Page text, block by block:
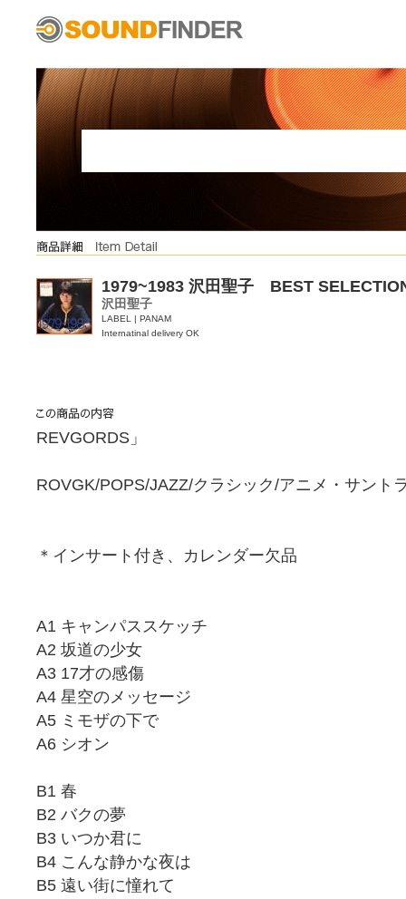
1979~1983 沢田聖子 BEST
沢田聖子
LABEL | PANAM
Internatinal delivery OK
REVGORDS」
ROVGK/POPS/JAZZ/クラシック/アニメ・サン
＊インサート付き、カレンダー欠品
A1 キャンパススケッチ
A2 坂道の少女
A3 17才の感傷
A4 星空のメッセージ
A5 ミモザの下で
A6 シオン
B1 春
B2 バクの夢
B3 いつか君に
B4 こんな静かな夜は
B5 遠い街に憧れて